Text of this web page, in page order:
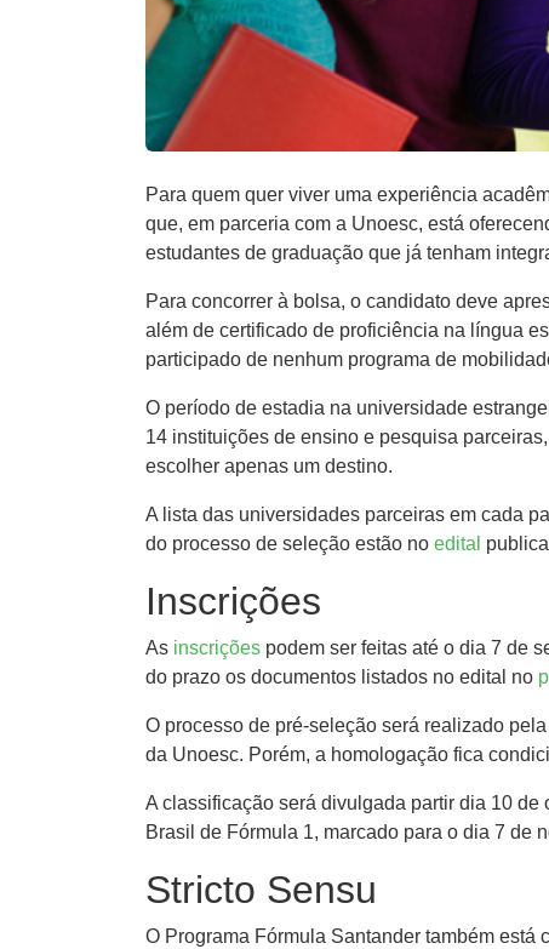
Para quem quer viver uma experiência
que, em parceria com a Unoesc, está
estudantes de graduação que já tenham
Para concorrer à bolsa, o candidato deve
além de certificado de proficiência na língua
participado de nenhum programa de
O período de estadia na universidade
14 instituições de ensino e pesquisa
escolher apenas um destino.
A lista das universidades parceiras em cada
do processo de seleção estão no edital
Inscrições
As inscrições podem ser feitas até o dia 7 de
do prazo os documentos listados no edital no
O processo de pré-seleção será realizado
da Unoesc. Porém, a homologação fica
A classificação será divulgada partir dia 10 de
Brasil de Fórmula 1, marcado para o dia 7 de
Stricto Sensu
O Programa Fórmula Santander também está